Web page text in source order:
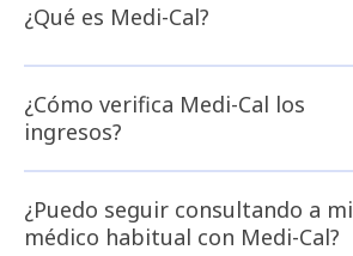
¿Qué es Medi-Cal?
¿Cómo verifica Medi-Cal los
ingresos?
¿Puedo seguir consultando a mi
médico habitual con Medi-Cal?